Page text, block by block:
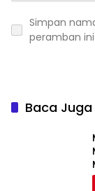
Simpan
peramban
Baca Juga